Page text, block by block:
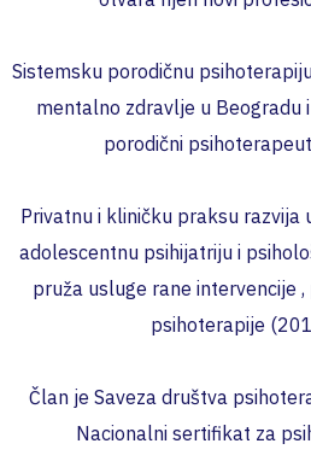
Sistemsku porodičnu
mentalno zdravlje u Beogradu
porodični
Privatnu i kliničku praksu razvija
adolescentnu psihijatriju i
pruža usluge rane intervencije
psihoterapije
Član je Saveza društva
Nacionalni sertifikat za